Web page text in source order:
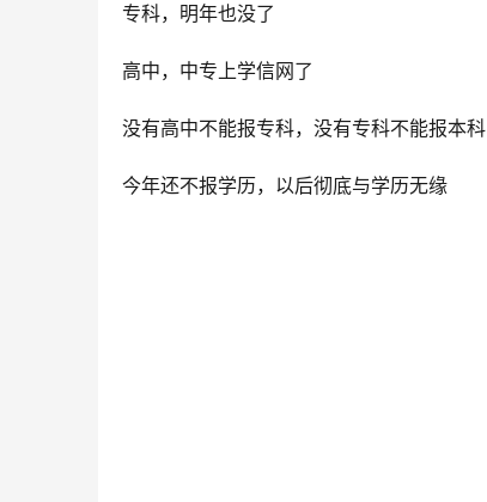
专科，明年也没了
高中，中专上学信网了
没有高中不能报专科，没有专科不能报本科
今年还不报学历，以后彻底与学历无缘